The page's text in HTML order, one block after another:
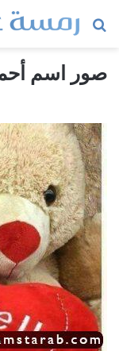
بحث
صور اسم